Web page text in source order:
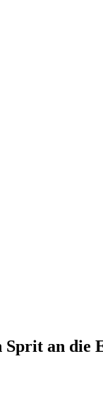
an die